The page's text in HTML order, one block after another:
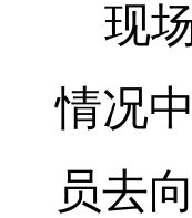
现场
情况
员去